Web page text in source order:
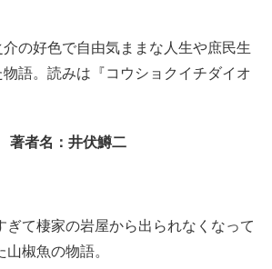
の好色で自由気ままな人生や庶民生
語。読みは『コウショクイチダイオ
著者名：井伏鱒二
ぎて棲家の岩屋から出られなくなって
山椒魚の物語。